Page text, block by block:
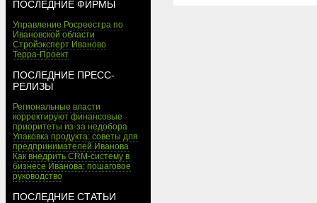
ПОСЛЕДНИЕ ФИРМЫ
Управление Росреестра по
Ивановской области
Стройэксперт Иваново
Терра-Проект
ПОСЛЕДНИЕ ПРЕСС-
РЕЛИЗЫ
Региональные власти
корректируют финансовые
приоритеты из-за недобора
Упаковка продукта: советы для
предпринимателей Иванова
Как внедрить CRM-систему в
бизнесе Иванова: пошаговое
руководство
ПОСЛЕДНИЕ СТАТЬИ